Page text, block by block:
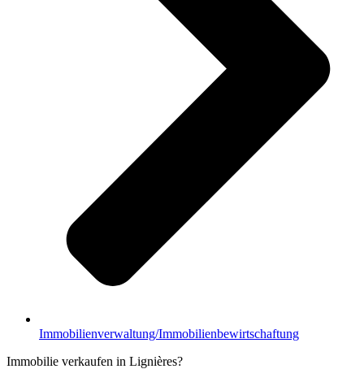
Immobilienverwaltung/Immobilienbewirtschaftung
Immobilie verkaufen in Lignières?